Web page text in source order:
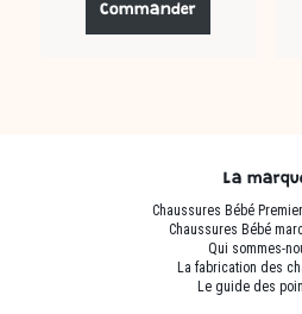
Commander
a
peuvent
choisies
sur
la
page
La
Chaussures Bébé
Chaussures Bébé
Qui sommes-
La fabrication des
Le guide des